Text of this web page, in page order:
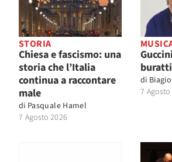
STORIA
Chiesa e fascismo: una
storia che l’Italia
continua a raccontare
male
di Pasquale Hamel
7 Agosto 2026
di
7 Agosto